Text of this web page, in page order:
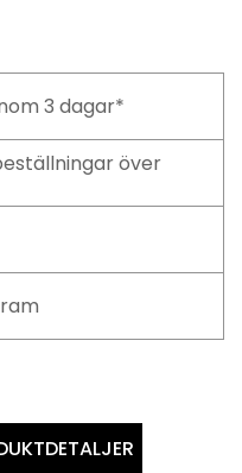
3 dagar*
över